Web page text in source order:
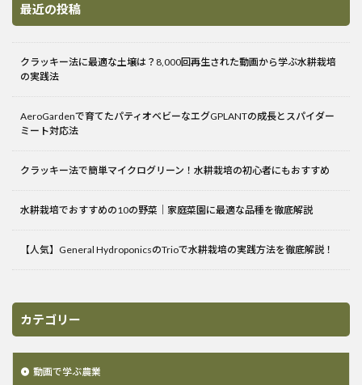
最近の投稿
クラッキー法に最適な土壌は？8,000回再生された動画から学ぶ水耕栽培
の実践法
AeroGardenで育てたパティオベビーなエグGPLANTの成長とスパイダー
ミート対応法
クラッキー法で簡単マイクログリーン！水耕栽培の初心者にもおすすめ
水耕栽培でおすすめの10の野菜｜家庭菜園に最適な品種を徹底解説
【人気】General HydroponicsのTrioで水耕栽培の実践方法を徹底解説！
カテゴリー
動画で学ぶ農業